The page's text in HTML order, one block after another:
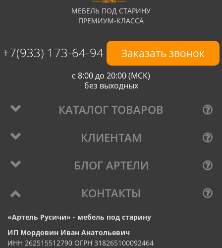
МЕБЕЛЬ ПОД СТАРИНУ
ПРЕМИУМ-КЛАССА
+7(933) 173-64-94 Заказать звонок
с 8:00 до 20:00 (МСК)
без выходных
КАТАЛОГ ТОВАРОВ
КЛИЕНТАМ
БЛОГ АРТЕЛИ
КОНТАКТЫ
«Артель Русичи» - мебель под старину
ИП Мордовин Иван Анатольевич
ИНН 262515512790 ОГРН 318265100092464